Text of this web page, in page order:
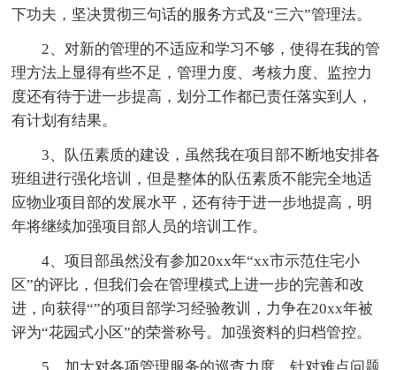
下功夫，坚决贯彻三句话的服务方式及“三六”管理法。
2、对新的管理的不适应和学习不够，使得在我的管
理方法上显得有些不足，管理力度、考核力度、监控力
度还有待于进一步提高，划分工作都已责任落实到人，
有计划有结果。
3、队伍素质的建设，虽然我在项目部不断地安排各
班组进行强化培训，但是整体的队伍素质不能完全地适
应物业项目部的发展水平，还有待于进一步地提高，明
年将继续加强项目部人员的培训工作。
4、项目部虽然没有参加20xx年“xx市示范住宅小
区”的评比，但我们会在管理模式上进一步的完善和改
进，向获得“”的项目部学习经验教训，力争在20xx年被
评为“花园式小区”的荣誉称号。加强资料的归档管控。
5、加大对各项管理服务的巡查力度，针对难点问题